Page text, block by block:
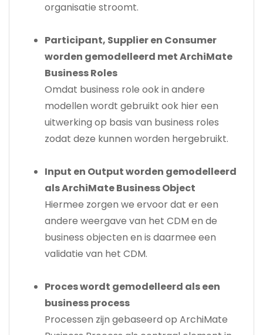
organisatie stroomt.
Participant, Supplier en Consumer
worden gemodelleerd met ArchiMate
Business Roles
Omdat business role ook in andere
modellen wordt gebruikt ook hier een
uitwerking op basis van business roles
zodat deze kunnen worden hergebruikt.
Input en Output worden gemodelleerd
als ArchiMate Business Object
Hiermee zorgen we ervoor dat er een
andere weergave van het CDM en de
business objecten en is daarmee een
validatie van het CDM.
Proces wordt gemodelleerd als een
business process
Processen zijn gebaseerd op ArchiMate